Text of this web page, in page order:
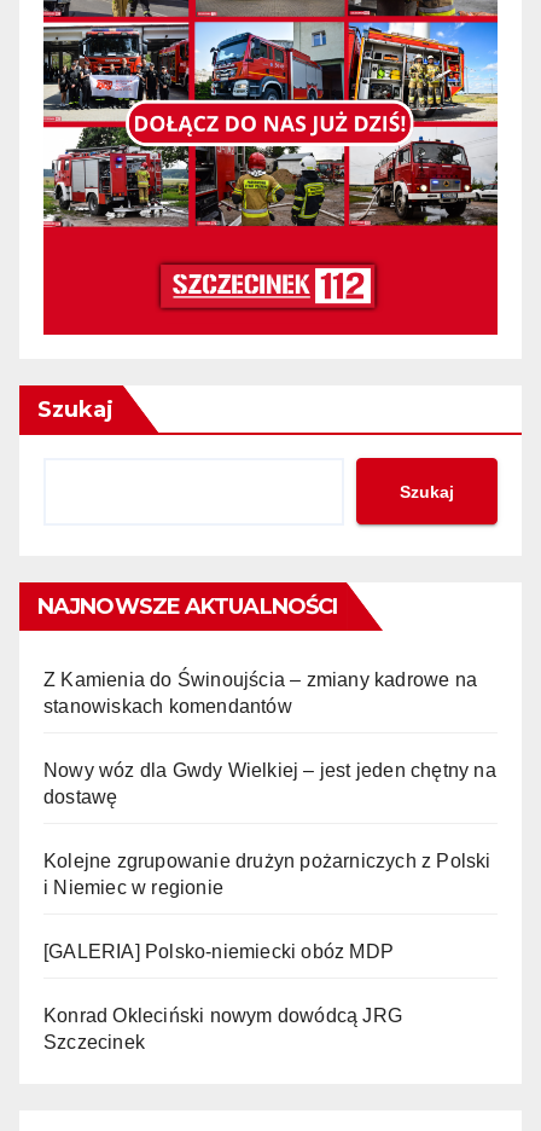
Szukaj
Szukaj
NAJNOWSZE AKTUALNOŚCI
Z Kamienia do Świnoujścia – zmiany kadrowe na
stanowiskach komendantów
Nowy wóz dla Gwdy Wielkiej – jest jeden chętny na
dostawę
Kolejne zgrupowanie drużyn pożarniczych z Polski
i Niemiec w regionie
[GALERIA] Polsko-niemiecki obóz MDP
Konrad Okleciński nowym dowódcą JRG
Szczecinek